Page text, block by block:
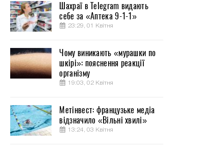
Шахраї в Telegram видають
себе за «Аптека 9-1-1»
23:29, 01 Квітня
Чому виникають «мурашки по
шкірі»: пояснення реакції
організму
19:03, 02 Квітня
Метінвест: французьке медіа
відзначило «Вільні хвилі»
13:24, 03 Квітня